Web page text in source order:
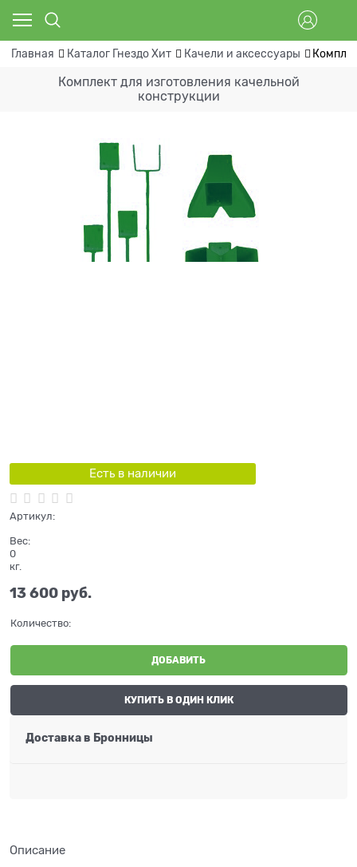
Главная Каталог Гнездо Хит Качели и аксессуары
Комплект для изготовления качельной
конструкции
Есть в наличии
Артикул:
Вес:
0
кг.
13 600 руб.
Количество:
ДОБАВИТЬ
КУПИТЬ В ОДИН КЛИК
Доставка в Бронницы
Описание